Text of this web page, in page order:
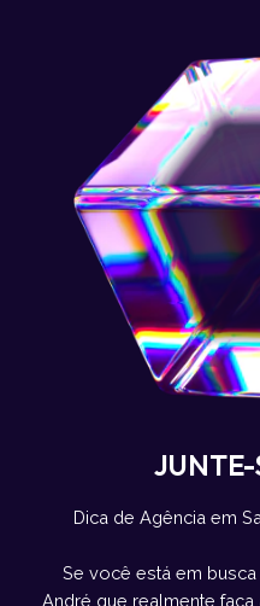
JUNTE-
Dica de Agência em
Se você está em
André que realmente faça